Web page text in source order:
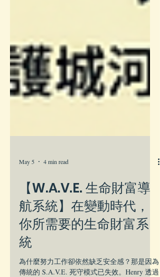
May 5 4 min read
【W.A.V.E. 生命財富導
航系統】在變動時代，
你所需要的生命財富系